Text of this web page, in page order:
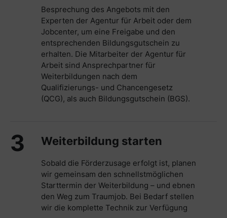
Besprechung des Angebots mit den
Experten der Agentur für Arbeit oder dem
Jobcenter, um eine Freigabe und den
entsprechenden Bildungsgutschein zu
erhalten. Die Mitarbeiter der Agentur für
Arbeit sind Ansprechpartner für
Weiterbildungen nach dem
Qualifizierungs- und Chancengesetz
(QCG), als auch Bildungsgutschein (BGS).
3 Weiterbildung starten
Sobald die Förderzusage erfolgt ist, planen
wir gemeinsam den schnellstmöglichen
Starttermin der Weiterbildung – und ebnen
den Weg zum Traumjob. Bei Bedarf stellen
wir die komplette Technik zur Verfügung